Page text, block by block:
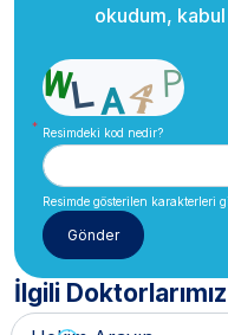
okudum,
Resimdeki kod nedir?
Resimde gösterilen karakterleri
İlgili Doktorlarımız